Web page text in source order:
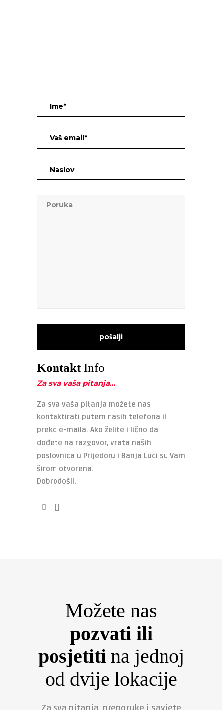
KontaktInfo
Za sva vaša pitanja…
Za sva vaša pitanja možete nas
kontaktirati putem naših telefona ili
preko e-maila. Ako želite i lično da
dođete na razgovor, vrata naših
poslovnica u Prijedoru i Banja Luci su Vam
širom otvorena.
Dobrodošli.
Možete nas
pozvati ili
posjetitina jednoj
od dvije lokacije
Za sva pitanja, preporuke i savjete